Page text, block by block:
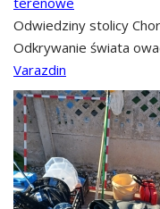
Odwiedziny stolicy
Odkrywanie świata
Varazdin